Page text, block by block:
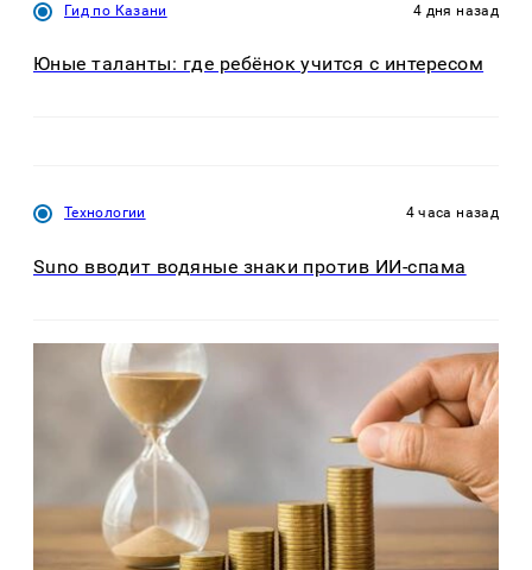
Гид по Казани 4 дня назад
Юные таланты: где ребёнок учится с интересом
Технологии 4 часа назад
Suno вводит водяные знаки против ИИ-спама